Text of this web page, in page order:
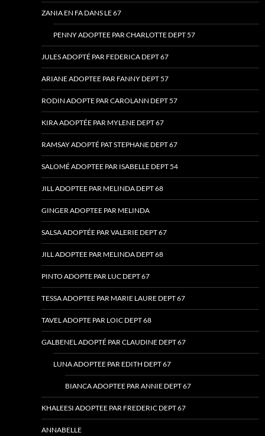
ZANIA EN FA DANS LE 67
PENNY ADOPTEE PAR CHARLOTTE DEPT 57
JULES ADOPTÉ PAR FEDERICA DEPT 67
ARIANE ADOPTEE PAR FANNY DEPT 57
RODIN ADOPTE PAR CAROLANN DEPT 57
KIRA ADOPTÉE PAR MYLENE DEPT 67
RAMSAY ADOPTÉ PAT STEPHANE DEPT 67
SALOMÉ ADOPTEE PAR ISABELLE DEPT 54
JILL ADOPTEE PAR MELINDA DEPT 68
GINGER ADOPTEE PAR MELINDA
SALSA ADOPTÉE PAR VALERIE DEPT 67
JILL ADOPTEE PAR MELINDA DEPT 68
PINTO ADOPTE PAR LUC DEPT 67
TESSA ADOPTEE PAR MARIE LAURE DEPT 67
TAVEL ADOPTE PAR LOIC DEPT 68
GALBENEL ADOPTÉ PAR CLAUDINE DEPT 67
LUNA ADOPTEE PAR EDITH DEPT 67
BIANCA ADOPTEE PAR ANNIE DEPT 67
KHALEESI ADOPTEE PAR FREDERIC DEPT 67
ANNABELLE